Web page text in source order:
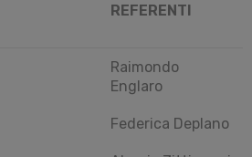
REFERENTI
Raimondo
Englaro
Federica Deplano